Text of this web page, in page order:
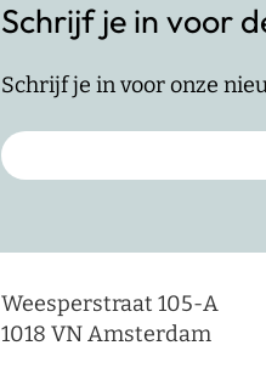
Schrijf je in voor
Schrijf je in voor onze
Weesperstraat 105-A
1018 VN Amsterdam